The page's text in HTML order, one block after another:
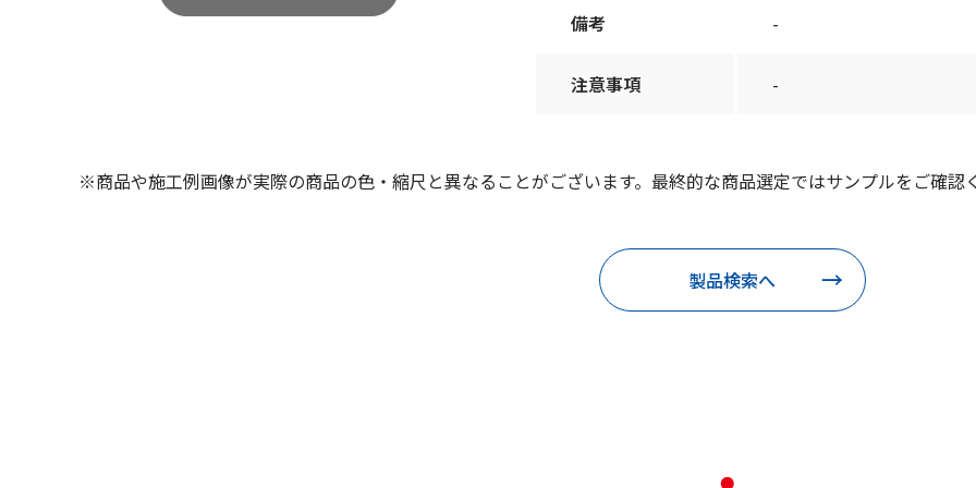
備考 -
注意事項 -
※商品や施工例画像が実際の商品の色・縮尺と異なることがございます。最終的な商品選定ではサンプルをご確認
製品検索へ